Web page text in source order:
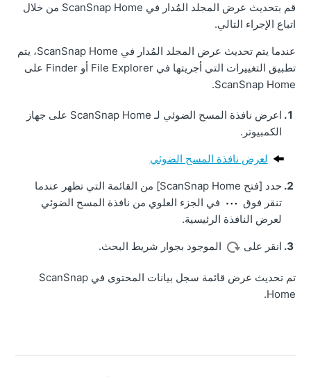
قم بتحديث عرض المجلد المُدار في ScanSnap Home من خلال
اتباع الإجراء التالي.
عندما يتم تحديث عرض المجلد المُدار في ScanSnap Home، يتم
تطبيق التغييرات التي أجريتها في File Explorer أو Finder على
ScanSnap Home.
اعرض نافذة المسح الضوئي لـ ScanSnap Home على جهاز
الكمبيوتر.
لعرض نافذة المسح الضوئي
حدد [فتح ScanSnap Home] من القائمة التي تظهر عندما
تنقر فوق
في الجزء العلوي من نافذة المسح الضوئي
لعرض النافذة الرئيسية.
انقر على الموجود بجوار شريط البحث.
تم تحديث عرض قائمة سجل بيانات المحتوى في ScanSnap
Home.